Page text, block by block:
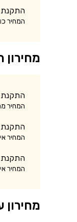
המחיר
התקנת
המחיר
התקנת
המחיר
המחיר